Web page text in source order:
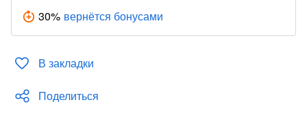
30% вернётся бонусами
В закладки
Поделиться